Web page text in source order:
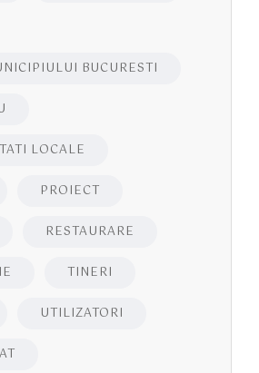
BUCURESTI
LOCALE
PROIECT
RESTAURARE
TINERI
UTILIZATORI